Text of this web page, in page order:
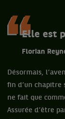
Elle est
Florian
Désormais,
fin d’un chapitre
ne fait que
Assurée d’être